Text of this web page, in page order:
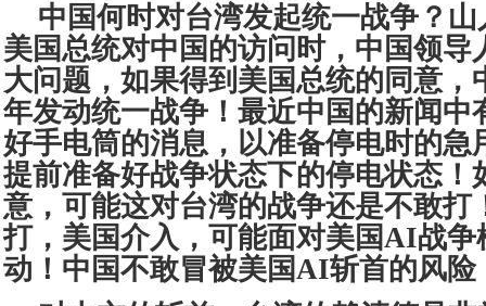
中国何时对台湾发起统一战争？
美国总统对中国的访问时，中国领导
大问题，如果得到美国总统的同意，
年发动统一战争！最近中国的新闻中
好手电筒的消息，以准备停电时的急
提前准备好战争状态下的停电状态！
意，可能这对台湾的战争还是不敢打
打，美国介入，可能面对美国AI战争
动！中国不敢冒被美国AI斩首的风险